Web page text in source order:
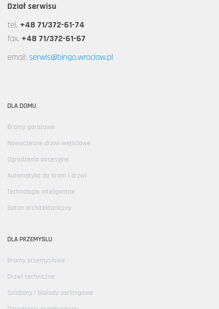
Dział serwisu
tel. +48 71/372-61-74
fax. +48 71/372-61-67
email: serwis@bingo.wroclaw.pl
DLA DOMU
Bramy garażowe
Nowoczesne drzwi wejściowe
Ogrodzenia posesyjne
Automatyka do bram i drzwi
Technologie inteligentne
Beton architektoniczny
DLA PRZEMYSLU
Bramy przemysłowe
Drzwi techniczne
Szlabany i blokady parkingowe